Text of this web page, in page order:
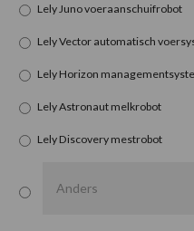
Lely Juno voeraanschuifrobot
Lely Vector automatisch
Lely Horizon
Lely Astronaut melkrobot
Lely Discovery mestrobot